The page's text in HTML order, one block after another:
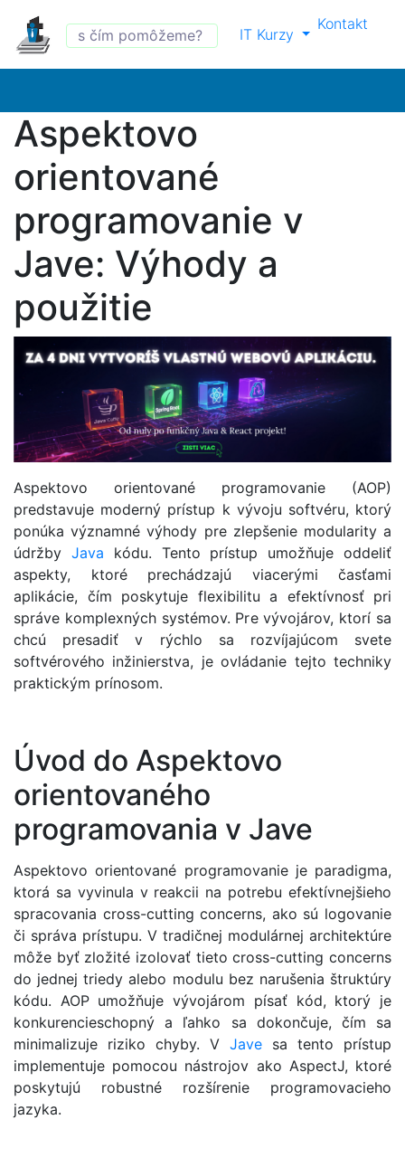
IT Kurzy
Kontakt
Aspektovo
orientované
programovanie v
Jave: Výhody a
použitie
Aspektovo orientované programovanie (AOP)
predstavuje moderný prístup k vývoju softvéru, ktorý
ponúka významné výhody pre zlepšenie modularity a
údržby Java kódu. Tento prístup umožňuje oddeliť
aspekty, ktoré prechádzajú viacerými časťami
aplikácie, čím poskytuje flexibilitu a efektívnosť pri
správe komplexných systémov. Pre vývojárov, ktorí sa
chcú presadiť v rýchlo sa rozvíjajúcom svete
softvérového inžinierstva, je ovládanie tejto techniky
praktickým prínosom.
Úvod do Aspektovo
orientovaného
programovania v Jave
Aspektovo orientované programovanie je paradigma,
ktorá sa vyvinula v reakcii na potrebu efektívnejšieho
spracovania cross-cutting concerns, ako sú logovanie
či správa prístupu. V tradičnej modulárnej architektúre
môže byť zložité izolovať tieto cross-cutting concerns
do jednej triedy alebo modulu bez narušenia štruktúry
kódu. AOP umožňuje vývojárom písať kód, ktorý je
konkurencieschopný a ľahko sa dokončuje, čím sa
minimalizuje riziko chyby. V Jave sa tento prístup
implementuje pomocou nástrojov ako AspectJ, ktoré
poskytujú robustné rozšírenie programovacieho
jazyka.